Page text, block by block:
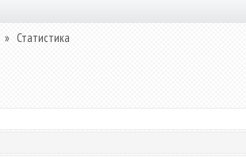
» Статистика